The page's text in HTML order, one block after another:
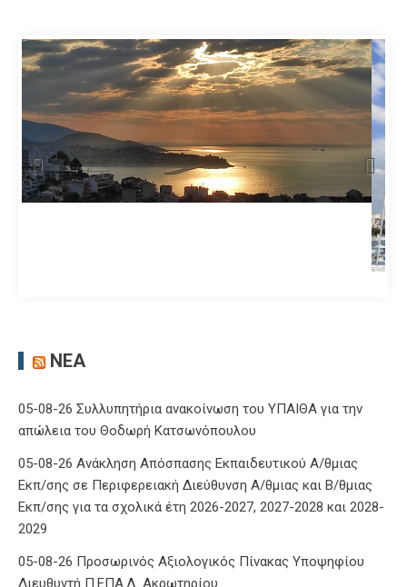
ΝΈΑ
απώλεια του Θοδωρή Κατσωνόπουλου
05-08-26 Ανάκληση Απόσπασης Εκπαιδευτικού Α/θμιας
Εκπ/σης σε Περιφερειακή Διεύθυνση Α/θμιας και Β/θμιας
2029